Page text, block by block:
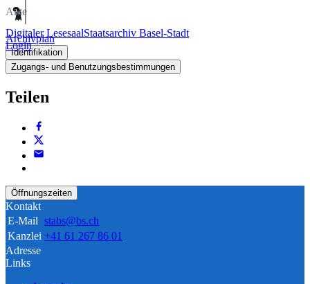
Digitaler LesesaalStaatsarchiv Basel-Stadt
Login
Akte
Archivplan
Identifikation
Zugangs- und Benutzungsbestimmungen
Teilen
Öffnungszeiten
Kontakt
E-Mail stabs@bs.ch
Kanzlei +41 61 267 86 01
Adresse
Links